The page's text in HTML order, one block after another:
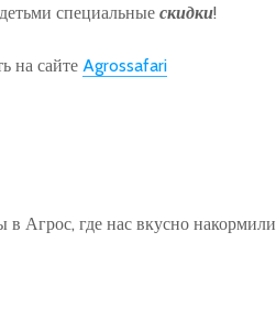
специальные скидки!
на сайте Agrossafari
в Агрос, где нас вкусно накормили